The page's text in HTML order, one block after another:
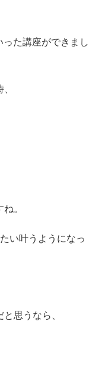
た講座ができまし
。
い叶うようになっ
思うなら、